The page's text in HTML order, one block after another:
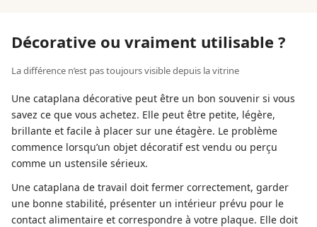
Décorative ou vraiment utilisable ?
La différence n’est pas toujours visible depuis la vitrine
Une cataplana décorative peut être un bon souvenir si vous
savez ce que vous achetez. Elle peut être petite, légère,
brillante et facile à placer sur une étagère. Le problème
commence lorsqu’un objet décoratif est vendu ou perçu
comme un ustensile sérieux.
Une cataplana de travail doit fermer correctement, garder
une bonne stabilité, présenter un intérieur prévu pour le
contact alimentaire et correspondre à votre plaque. Elle doit